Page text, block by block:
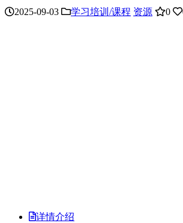
2025-09-03 学习培训/课程 资源 0
详情介绍